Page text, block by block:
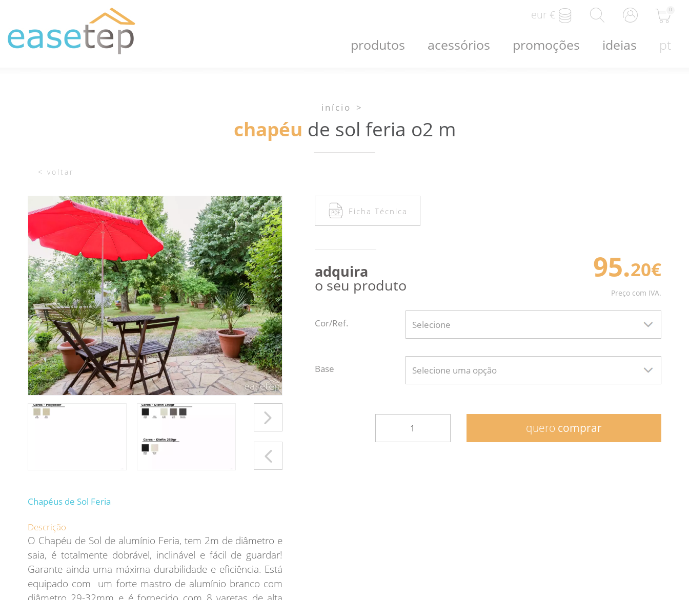
eur € 0
produtos acessórios promoções ideias pt
início >
chapéu de sol feria o2 m
< voltar
Chapéus de Sol Feria
Descrição
O Chapéu de Sol de alumínio Feria, tem 2m de diâmetro e
saia, é totalmente dobrável, inclinável e fácil de guardar!
Garante ainda uma máxima durabilidade e eficiência. Está
equipado com um forte mastro de alumínio branco com
Ficha Técnica
adquira
o seu produto
95.20€
Preço com IVA.
Cor/Ref. Selecione
Base Selecione uma opção
quero comprar